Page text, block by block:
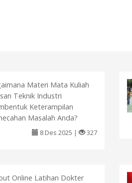
Materi Mata Kuliah
Teknik Industri
Keterampilan
Masalah Anda?
8 Des 2025 | 327
Online Latihan Dokter